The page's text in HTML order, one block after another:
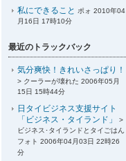
私にできること ポォ 2010年04
月16日 17時10分
最近のトラックバック
気分爽快！きれいさっぱり！
> クーラーが壊れた 2006年05月
15日 15時44分
日タイビジネス支援サイト
「ビジネス・タイランド」
>
ビジネス･タイランドとタイごはん
フォト 2006年04月03日 22時26
分